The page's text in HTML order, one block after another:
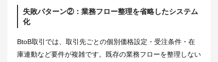
失敗パターン②：業務フロー整理を省略したシステム
化
BtoB取引では、取引先ごとの個別価格設定・受注条件・在
庫連動など要件が複雑です。既存の業務フローを整理しない